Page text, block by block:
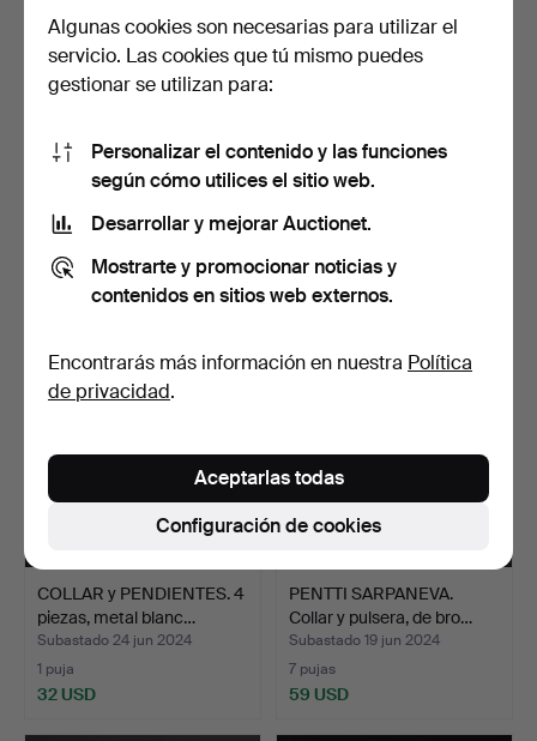
GRANADAS DE JOYERÍA. 7
partes, bla. plata …
Subastado 15 sep 2024
12 pujas
80 USD
CONJUNTO DE JOYAS EN
ORO CAMEL DE 18
9 pujas
373 USD
COLLAR y PENDIENTES. 4
piezas, metal blanc…
Subastado 24 jun 2024
1 puja
32 USD
PENTTI SARPANEVA.
Collar y pulsera, de bro…
Subastado 19 jun 2024
7 pujas
59 USD
Algunas cookies son necesarias para utilizar el
servicio. Las cookies que tú mismo puedes
gestionar se utilizan para:
Personalizar el contenido y las funciones
según cómo utilices el sitio web.
Desarrollar y mejorar Auctionet.
Mostrarte y promocionar noticias y
contenidos en sitios web externos.
Encontrarás más información en nuestra Política
de privacidad.
Configuración de cookies
Aceptarlas todas